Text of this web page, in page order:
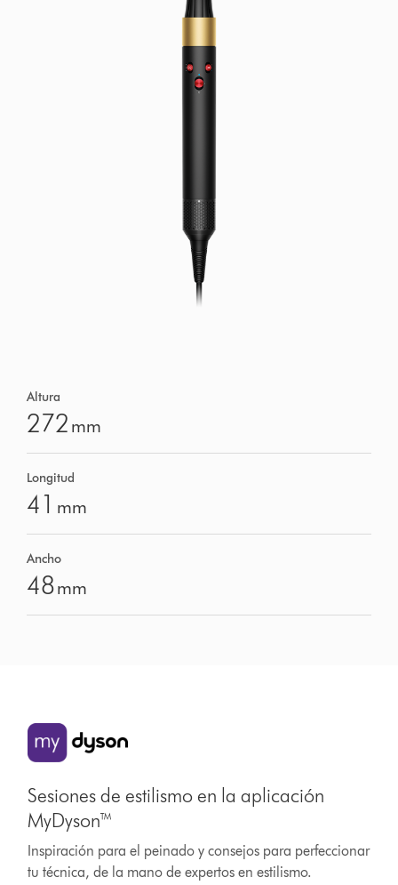
Altura
272 mm
Longitud
41 mm
Ancho
48mm
Sesiones de estilismo en la aplicación
MyDyson™
Inspiración para el peinado y consejos para perfeccionar
tu técnica, de la mano de expertos en estilismo.